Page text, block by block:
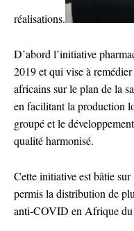
réalisations.
D’abord l’initiative
2019 et qui vise à
africains sur le plan de la
en facilitant la production
groupé et le
qualité harmonisé.
Cette initiative est bâtie
permis la distribution de
anti-COVID en Afrique